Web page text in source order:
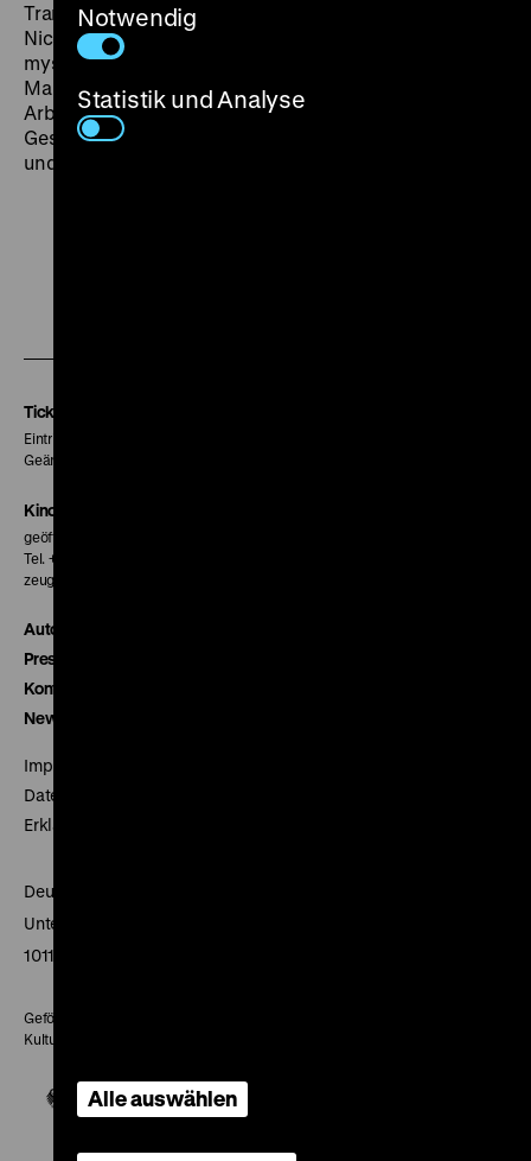
Trance-Films entspricht. Die alleinerziehende Mutter
Nicole, die fließend Mandarin spricht, wird von dem
mysteriösen Dr. Gou beauftragt, ein seltsames
Manuskript zu übersetzen. Kaum hat Nicole mit der
Arbeit begonnen, scheinen sich die zu übersetzenden
Geschichten auf unerklärliche Weise in ihrem Leben
und dem Leben ihrer Freunde zu materialisieren. (hb)
Tickets
Eintritt 5 €
Geänderte Preise sind im Programm vermerkt.
Kinokasse
geöffnet 30 Minuten vor Beginn der ersten Vorstellung
Tel. + 49 30 20304-770
zeughauskino@dhm.de
Autor*innen
Presse
Kontakt
Newsletter
Impressum
Datenschutz
Erklärung digitale Barrierefreiheit
Deutsches Historisches Museum
Unter den Linden 2
10117 Berlin
Gefördert mit Mitteln des Beauftragten der Bundesregierung für
Kultur und Medien
Notwendig
Statistik und Analyse
Alle auswählen